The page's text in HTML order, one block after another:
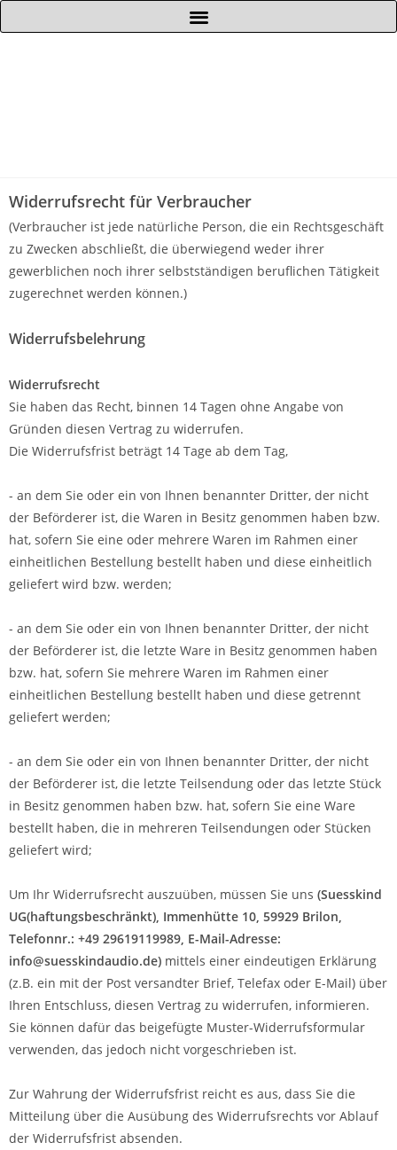
Widerrufsrecht für Verbraucher
(Verbraucher ist jede natürliche Person, die ein Rechtsgeschäft
zu Zwecken abschließt, die überwiegend weder ihrer
gewerblichen noch ihrer selbstständigen beruflichen Tätigkeit
zugerechnet werden können.)
Widerrufsbelehrung
Widerrufsrecht
Sie haben das Recht, binnen 14 Tagen ohne Angabe von
Gründen diesen Vertrag zu widerrufen.
Die Widerrufsfrist beträgt 14 Tage ab dem Tag,
- an dem Sie oder ein von Ihnen benannter Dritter, der nicht
der Beförderer ist, die Waren in Besitz genommen haben bzw.
hat, sofern Sie eine oder mehrere Waren im Rahmen einer
einheitlichen Bestellung bestellt haben und diese einheitlich
geliefert wird bzw. werden;
- an dem Sie oder ein von Ihnen benannter Dritter, der nicht
der Beförderer ist, die letzte Ware in Besitz genommen haben
bzw. hat, sofern Sie mehrere Waren im Rahmen einer
einheitlichen Bestellung bestellt haben und diese getrennt
geliefert werden;
- an dem Sie oder ein von Ihnen benannter Dritter, der nicht
der Beförderer ist, die letzte Teilsendung oder das letzte Stück
in Besitz genommen haben bzw. hat, sofern Sie eine Ware
bestellt haben, die in mehreren Teilsendungen oder Stücken
geliefert wird;
Um Ihr Widerrufsrecht auszuüben, müssen Sie uns (Suesskind
UG(haftungsbeschränkt), Immenhütte 10, 59929 Brilon,
Telefonnr.: +49 29619119989, E-Mail-Adresse:
info@suesskindaudio.de) mittels einer eindeutigen Erklärung
(z.B. ein mit der Post versandter Brief, Telefax oder E-Mail) über
Ihren Entschluss, diesen Vertrag zu widerrufen, informieren.
Sie können dafür das beigefügte Muster-Widerrufsformular
verwenden, das jedoch nicht vorgeschrieben ist.
Zur Wahrung der Widerrufsfrist reicht es aus, dass Sie die
Mitteilung über die Ausübung des Widerrufsrechts vor Ablauf
der Widerrufsfrist absenden.